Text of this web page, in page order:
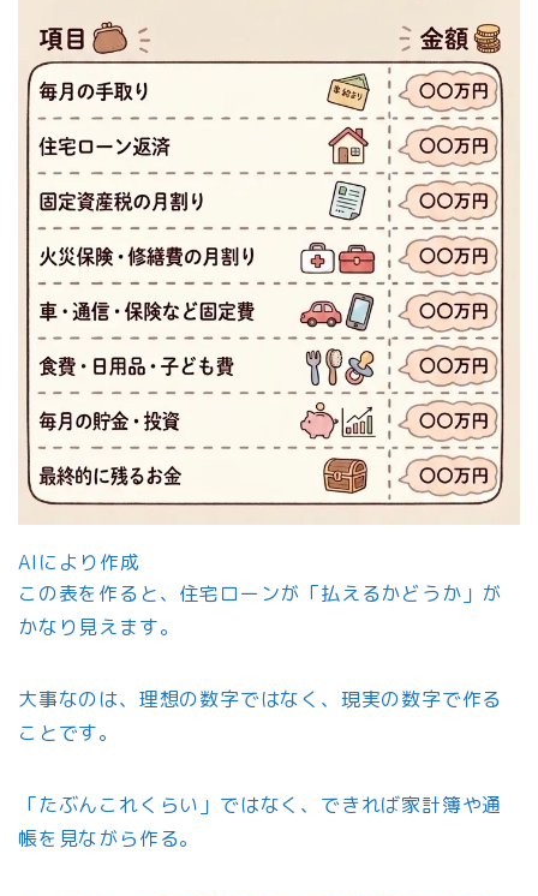
AIにより作成
この表を作ると、住宅ローンが「払えるかどうか」が
かなり見えます。
大事なのは、理想の数字ではなく、現実の数字で作る
ことです。
「たぶんこれくらい」ではなく、できれば家計簿や通
帳を見ながら作る。